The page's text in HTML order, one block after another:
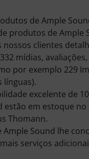
de Ample
produtos de Ample
clientes
mídias,
por exemplo 229
línguas).
excelente de
estão em estoque
Thomann.
Sound lhe
serviços